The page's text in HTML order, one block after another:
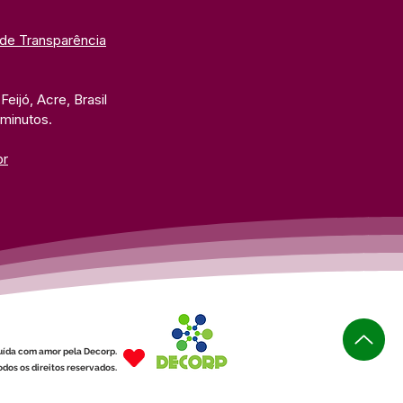
Transparência
Acre, Brasil
com amor pela Decorp.
os direitos reservados.